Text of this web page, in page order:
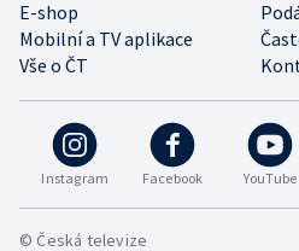
Instagram Facebook YouTube
E-shop
Mobilní a TV aplikace
Vše o ČT
© Česká televize